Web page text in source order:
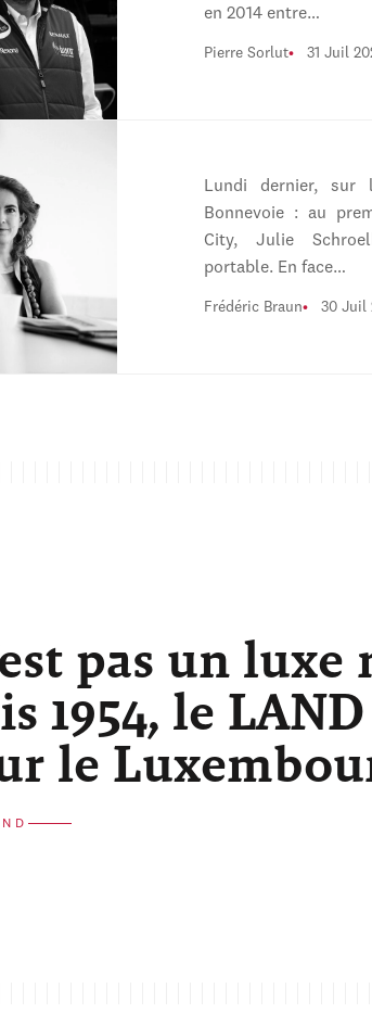
en 2014 entre…
Pierre Sorlut 31 Juil
Lundi dernier, sur
Bonnevoie : au
City, Julie
portable. En face…
Frédéric Braun 30 Juil
pas un luxe
1954, le
le